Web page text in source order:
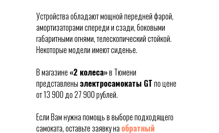
Устройства обладают мощной передней фарой,
амортизаторами спереди и сзади, боковыми
габаритными огнями, телескопический стойкой.
Некоторые модели имеют сиденье.
В магазине «2 колеса»в Тюмени
представлены электросамокаты GTпо цене
от 13 900 до 27 900 рублей.
Если Вам нужна помощь в выборе подходящего
самоката, оставьте заявку на обратный